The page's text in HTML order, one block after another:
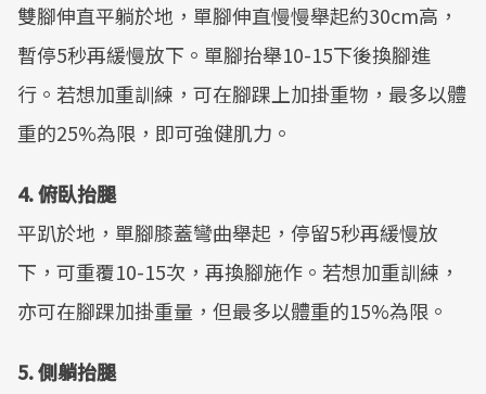
雙腳伸直平躺於地，單腳伸直慢慢舉起約30cm高，
暫停5秒再緩慢放下。單腳抬舉10-15下後換腳進
行。若想加重訓練，可在腳踝上加掛重物，最多以體
重的25%為限，即可強健肌力。
4.俯臥抬腿
平趴於地，單腳膝蓋彎曲舉起，停留5秒再緩慢放
下，可重覆10-15次，再換腳施作。若想加重訓練，
亦可在腳踝加掛重量，但最多以體重的15%為限。
5.側躺抬腿